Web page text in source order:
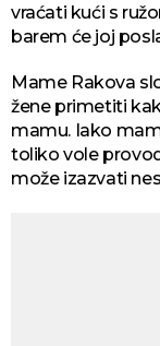
vraćati kući s
barem će joj
Mame Rakova
žene primetiti
mamu. Iako
toliko vole
može izazvati